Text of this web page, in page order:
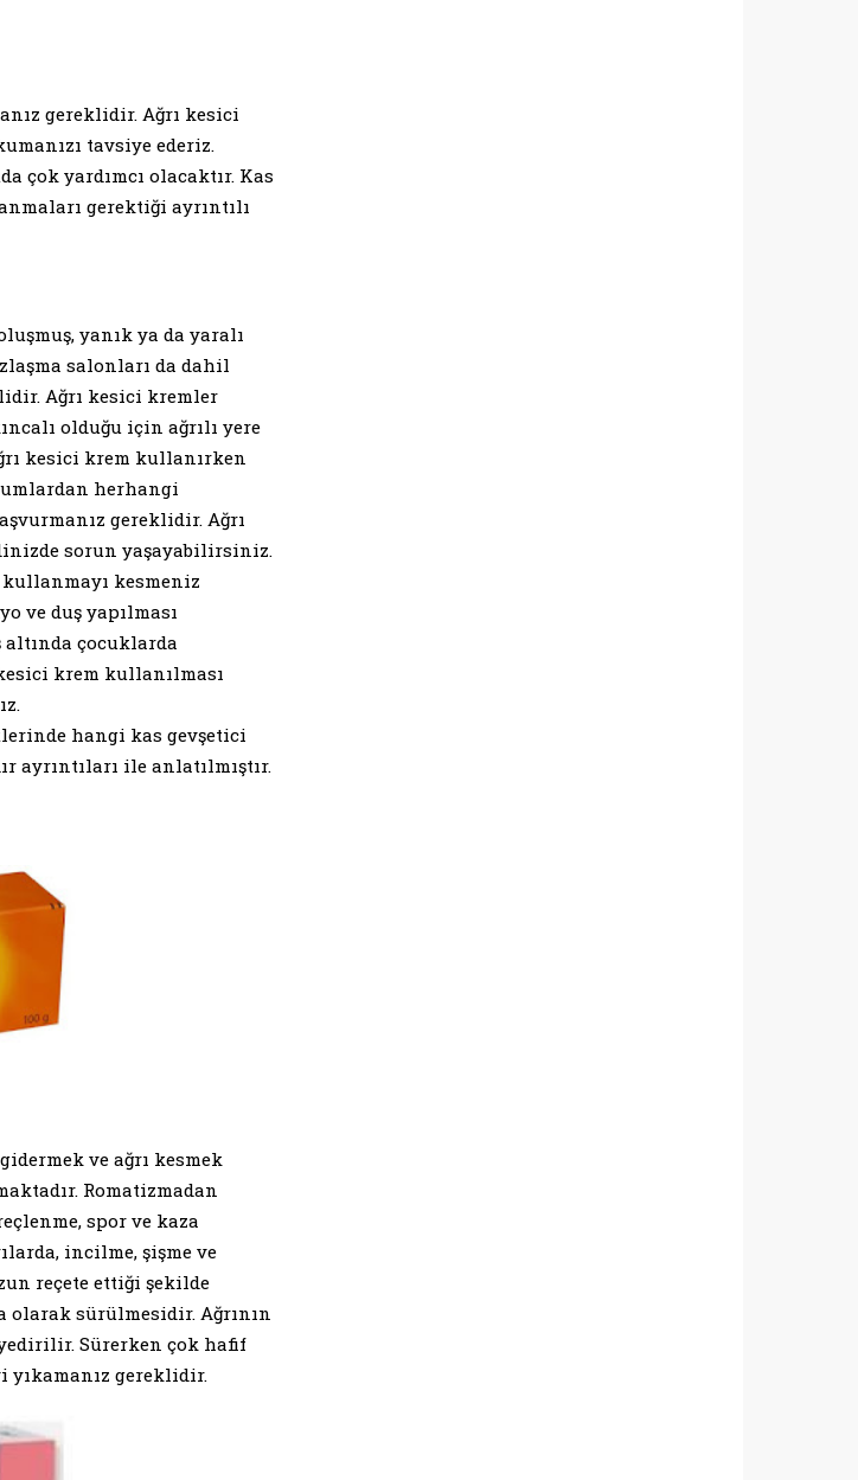
gereklidir. Ağrı kesici
tavsiye ederiz.
çok yardımcı olacaktır. Kas
gerektiği ayrıntılı
yanık ya da yaralı
salonları da dahil
Ağrı kesici kremler
olduğu için ağrılı yere
kesici krem kullanırken
herhangi
gereklidir. Ağrı
sorun yaşayabilirsiniz.
kesmeniz
ve duş yapılması
altında çocuklarda
krem kullanılması
hangi kas gevşetici
ile anlatılmıştır.
ve ağrı kesmek
Romatizmadan
spor ve kaza
incilme, şişme ve
reçete ettiği şekilde
olarak sürülmesidir. Ağrının
Sürerken çok hafif
gereklidir.